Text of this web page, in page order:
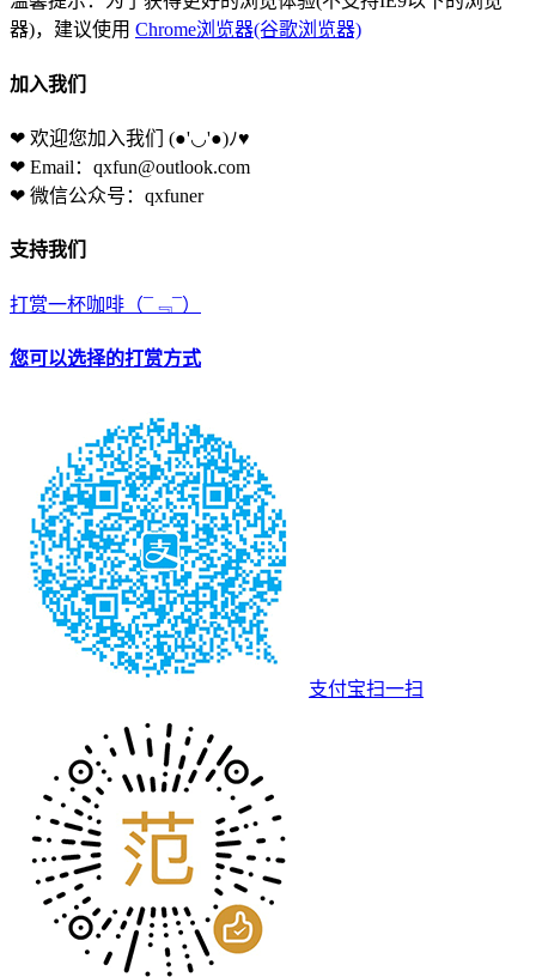
器)，建议使用 Chrome浏览器(谷歌浏览器)
加入我们
❤ 欢迎您加入我们 (●'◡'●)ﾉ♥
❤ Email：qxfun@outlook.com
❤ 微信公众号：qxfuner
支持我们
打赏一杯咖啡 （¯﹃¯）
您可以选择的打赏方式
支付宝扫一扫